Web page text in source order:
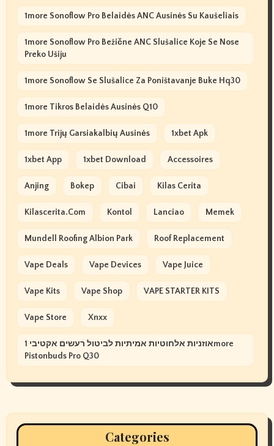
1more Sonoflow Pro Belaidės ANC Ausinės Su Kaušeliais
1more Sonoflow Pro Bežične ANC Slušalice Koje Se Nose
Preko Ušiju
1more Sonoflow Se Slušalice Za Poništavanje Buke Hq30
1more Tikros Belaidės Ausinės Q10
1more Trijų Garsiakalbių Ausinės 1xbet Apk
1xbet App 1xbet Download Accessoires
Anjing Bokep Cibai Kilas Cerita
Kilascerita.com Kontol Lanciao Memek
Mundell Roofing Albion Park Roof Replacement
Vape Deals Vape Devices Vape Juice
Vape Kits Vape Shop VAPE STARTER KITS
Vape Store Xnxx
אוזניות אלחוטיות אמיתיות לביטול רעשים אקטיבי 1more
Pistonbuds Pro Q30
Categories